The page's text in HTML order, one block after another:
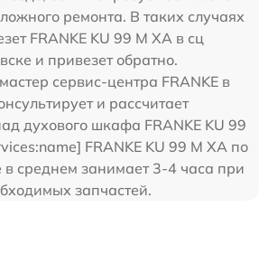
ремонта. В таких случаях
FRANKE KU 99 M XA в сц
и привезет обратно.
сервис-центра FRANKE в
и рассчитает
духового шкафа FRANKE KU 99
FRANKE KU 99 M XA по
в среднем занимает 3-4 часа при
запчастей.